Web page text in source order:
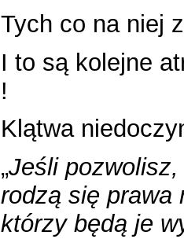
Tych co na niej
I to są kolejne
!
Klątwa
„Jeśli pozwolisz,
rodzą się prawa
którzy będą je